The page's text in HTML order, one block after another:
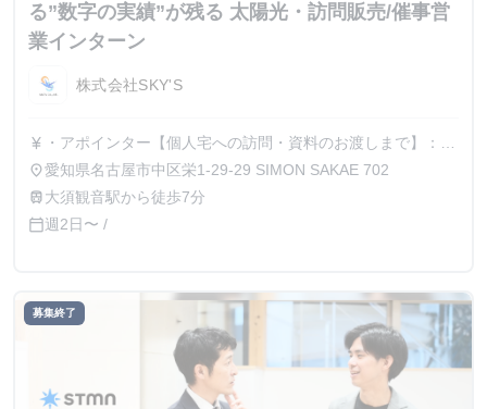
る”数字の実績”が残る 太陽光・訪問販売/催事営
業インターン
株式会社SKY'S
currency_yen ・アポインター【個人宅への訪問・資料のお渡しまで】：
120,000～150,000円/件 ・クローザー【商品の提案から契約
まで】：300,000円/件 ・アポ＆クローザー【上記業務一人
place愛知県名古屋市中区栄1-29-29 SIMON SAKAE 702
train 大須観音駅から徒歩7分
calendar_today週2日〜 /
募集終了